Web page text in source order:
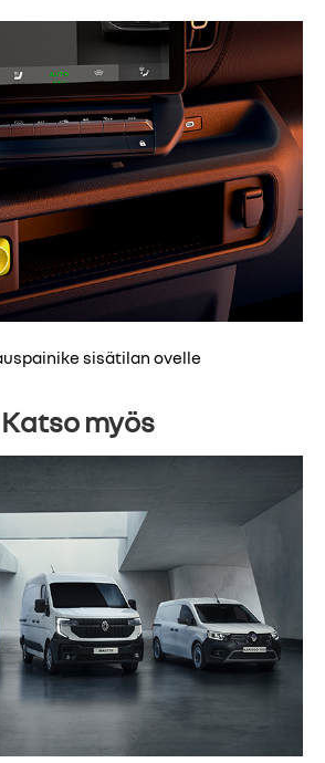
sisätilan ovelle
Katso myös